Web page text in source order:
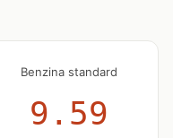
Benzina standard
9.59